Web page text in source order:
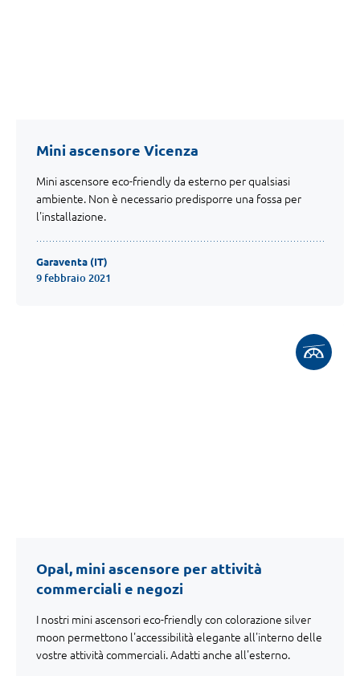
Mini ascensore Vicenza
Mini ascensore eco-friendly da esterno per qualsiasi
ambiente. Non è necessario predisporre una fossa per
l'installazione.
Garaventa (IT)
9 febbraio 2021
Opal, mini ascensore per attività
commerciali e negozi
I nostri mini ascensori eco-friendly con colorazione silver
moon permettono l'accessibilità elegante all'interno delle
vostre attività commerciali. Adatti anche all'esterno.